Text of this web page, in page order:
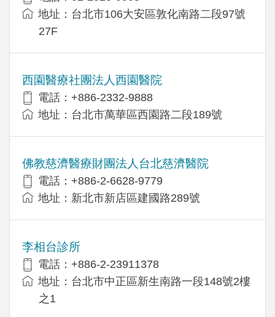
地址：台北市106大安區敦化南路二段97號
27F
西園醫療社團法人西園醫院
電話：+886-2332-9888
地址：台北市萬華區西園路二段189號
佛教慈濟醫療財團法人台北慈濟醫院
電話：+886-2-6628-9779
地址：新北市新店區建國路289號
李相台診所
電話：+886-2-23911378
地址：台北市中正區新生南路一段148號2樓
之1